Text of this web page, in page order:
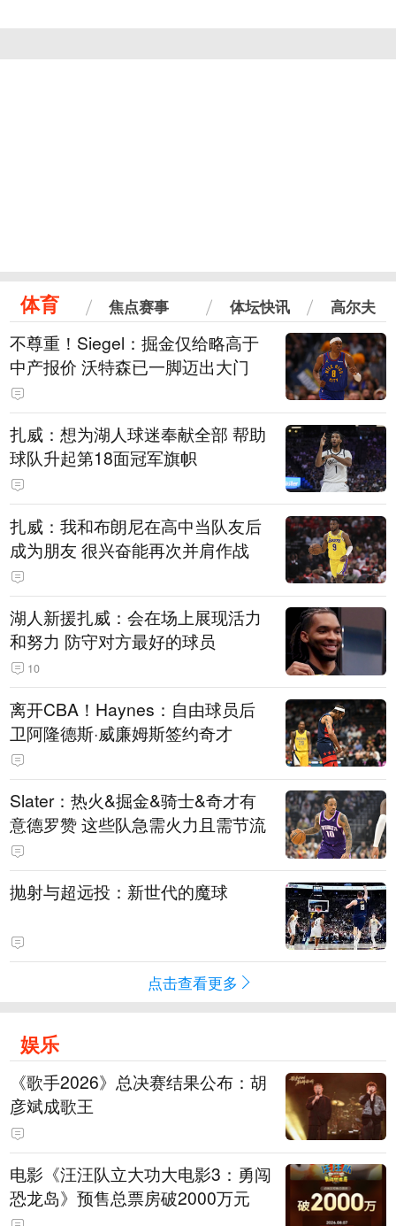
体育 焦点赛事 体坛快讯 高尔夫
不尊重！Siegel：掘金仅给略高于
中产报价 沃特森已一脚迈出大门
扎威：想为湖人球迷奉献全部 帮助
球队升起第18面冠军旗帜
扎威：我和布朗尼在高中当队友后
成为朋友 很兴奋能再次并肩作战
湖人新援扎威：会在场上展现活力
和努力 防守对方最好的球员
10
离开CBA！Haynes：自由球员后
卫阿隆德斯·威廉姆斯签约奇才
Slater：热火&掘金&骑士&奇才有
意德罗赞 这些队急需火力且需节流
抛射与超远投：新世代的魔球
点击查看更多
娱乐
《歌手2026》总决赛结果公布：胡
彦斌成歌王
电影《汪汪队立大功大电影3：勇闯
恐龙岛》预售总票房破2000万元